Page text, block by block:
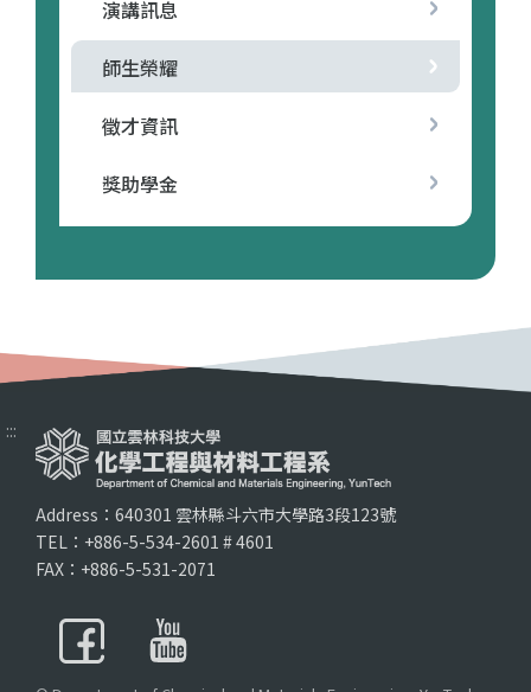
演講訊息
師生榮耀
徵才資訊
獎助學金
:::
Address：640301 雲林縣斗六市大學路3段123號
TEL：+886-5-534-2601 # 4601
FAX：+886-5-531-2071